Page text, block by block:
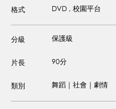
格式 DVD , 校園平台
分級 保護級
片長 90分
類別 舞蹈｜社會｜劇情